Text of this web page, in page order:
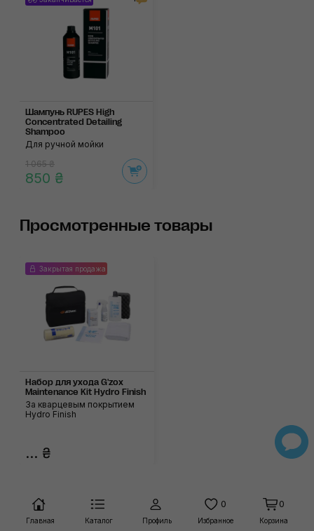
Шампунь RUPES High
Concentrated Detailing
Shampoo
Для ручной мойки
1 065 ₴
850 ₴
Просмотренные товары
Закрытая продажа
Набор для ухода G'zox
Maintenance Kit Hydro Finish
За кварцевым покрытием
Hydro Finish
... ₴
Главная Каталог Профиль
0
Избранное
0
Корзина